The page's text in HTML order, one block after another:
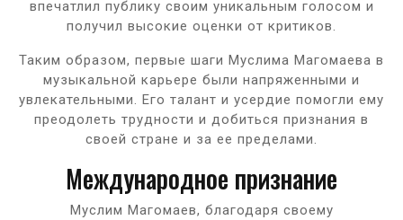
впечатлил публику своим уникальным голосом и
получил высокие оценки от критиков.
Таким образом, первые шаги Муслима Магомаева в
музыкальной карьере были напряженными и
увлекательными. Его талант и усердие помогли ему
преодолеть трудности и добиться признания в
своей стране и за ее пределами.
Международное признание
Муслим Магомаев, благодаря своему